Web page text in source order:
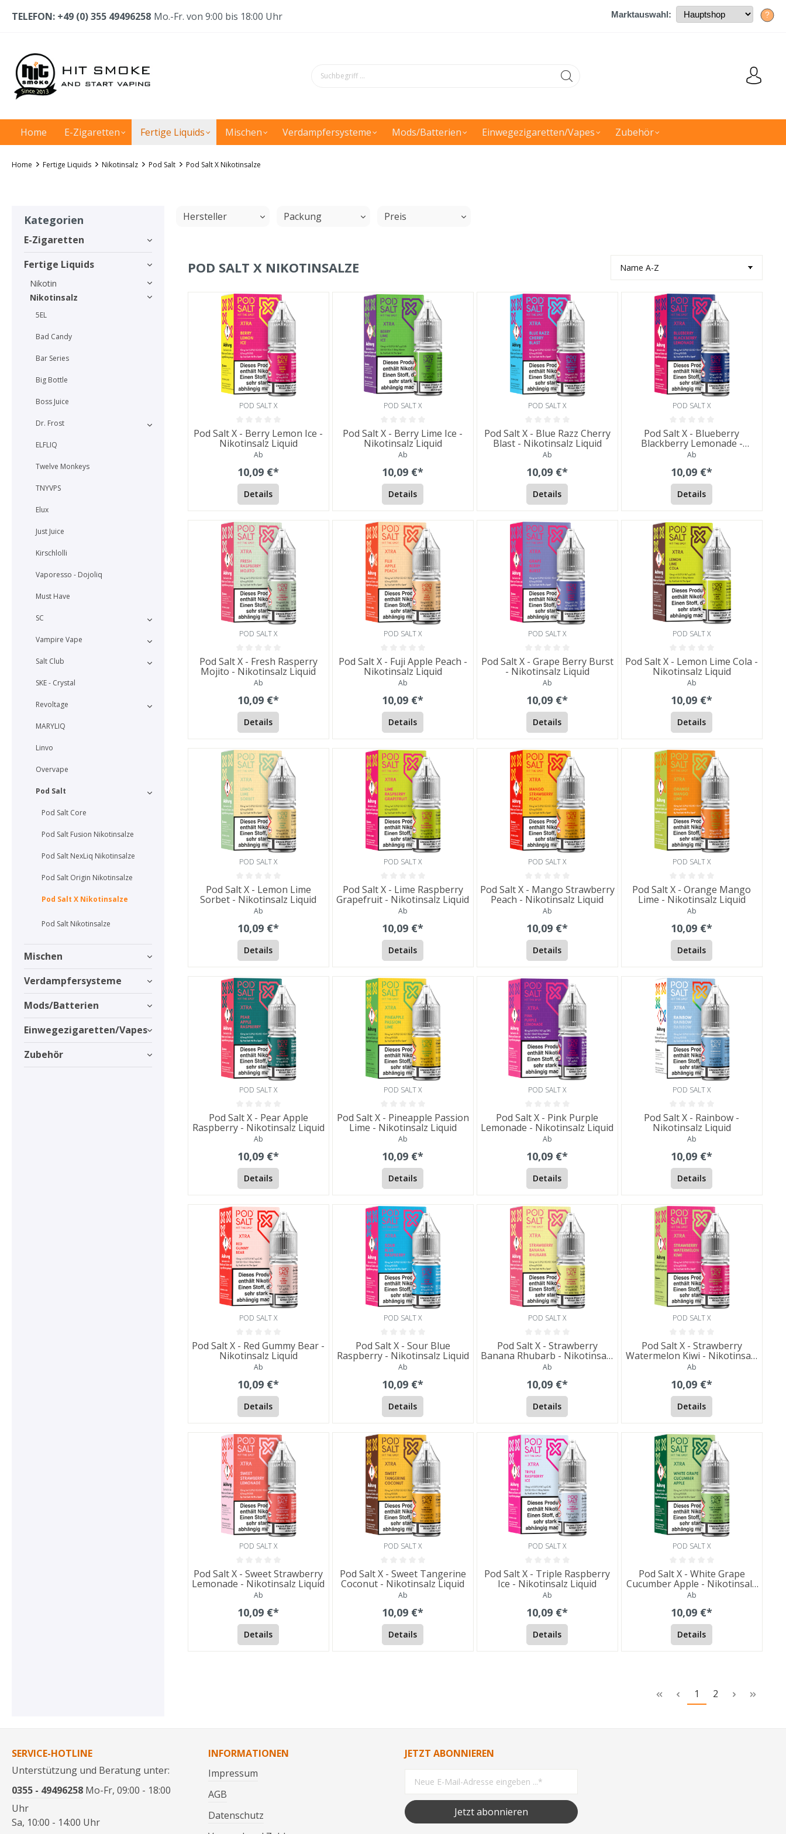
TELEFON: +49 (0) 355 49496258 Mo.-Fr. von 9:00 bis 18:00 Uhr Marktauswahl: ?
Home E-Zigaretten Fertige Liquids Mischen Verdampfersysteme Mods/Batterien Einwegezigaretten/Vapes Zubehör
Home Fertige Liquids Nikotinsalz Pod Salt Pod Salt X Nikotinsalze
Kategorien
E-Zigaretten
Fertige Liquids
Nikotin
Nikotinsalz
5EL
Bad Candy
Bar Series
Big Bottle
Boss Juice
Dr. Frost
ELFLIQ
Twelve Monkeys
TNYVPS
Elux
Just Juice
Kirschlolli
Vaporesso - Dojoliq
Must Have
SC
Vampire Vape
Salt Club
SKE - Crystal
Revoltage
MARYLIQ
Linvo
Overvape
Pod Salt
Pod Salt Core
Pod Salt Fusion Nikotinsalze
Pod Salt NexLiq Nikotinsalze
Pod Salt Origin Nikotinsalze
Pod Salt X Nikotinsalze
Pod Salt Nikotinsalze
Mischen
Verdampfersysteme
Mods/Batterien
Einwegezigaretten/Vapes
Zubehör
Hersteller Packung Preis
POD SALT X NIKOTINSALZE
POD SALT X
Pod Salt X - Berry Lemon Ice -
Nikotinsalz Liquid
Ab
10,09 €*
Details
POD SALT X
Pod Salt X - Berry Lime Ice -
Nikotinsalz Liquid
Ab
10,09 €*
Details
POD SALT X
Pod Salt X - Blue Razz Cherry
Blast - Nikotinsalz Liquid
Ab
10,09 €*
Details
POD SALT X
Pod Salt X - Blueberry
Blackberry Lemonade -
Nikotinsalz Liquid
Ab
10,09 €*
Details
POD SALT X
Pod Salt X - Fresh Rasperry
Mojito - Nikotinsalz Liquid
Ab
10,09 €*
Details
POD SALT X
Pod Salt X - Fuji Apple Peach -
Nikotinsalz Liquid
Ab
10,09 €*
Details
POD SALT X
Pod Salt X - Grape Berry Burst
- Nikotinsalz Liquid
Ab
10,09 €*
Details
POD SALT X
Pod Salt X - Lemon Lime Cola -
Nikotinsalz Liquid
Ab
10,09 €*
Details
POD SALT X
Pod Salt X - Lemon Lime
Sorbet - Nikotinsalz Liquid
Ab
10,09 €*
Details
POD SALT X
Pod Salt X - Lime Raspberry
Grapefruit - Nikotinsalz Liquid
Ab
10,09 €*
Details
POD SALT X
Pod Salt X - Mango Strawberry
Peach - Nikotinsalz Liquid
Ab
10,09 €*
Details
POD SALT X
Pod Salt X - Orange Mango
Lime - Nikotinsalz Liquid
Ab
10,09 €*
Details
POD SALT X
Pod Salt X - Pear Apple
Raspberry - Nikotinsalz Liquid
Ab
10,09 €*
Details
POD SALT X
Pod Salt X - Pineapple Passion
Lime - Nikotinsalz Liquid
Ab
10,09 €*
Details
POD SALT X
Pod Salt X - Pink Purple
Lemonade - Nikotinsalz Liquid
Ab
10,09 €*
Details
POD SALT X
Pod Salt X - Rainbow -
Nikotinsalz Liquid
Ab
10,09 €*
Details
POD SALT X
Pod Salt X - Red Gummy Bear -
Nikotinsalz Liquid
Ab
10,09 €*
Details
POD SALT X
Pod Salt X - Sour Blue
Raspberry - Nikotinsalz Liquid
Ab
10,09 €*
Details
POD SALT X
Pod Salt X - Strawberry
Banana Rhubarb - Nikotinsalz
Liquid
Ab
10,09 €*
Details
POD SALT X
Pod Salt X - Strawberry
Watermelon Kiwi - Nikotinsalz
Liquid
Ab
10,09 €*
Details
POD SALT X
Pod Salt X - Sweet Strawberry
Lemonade - Nikotinsalz Liquid
Ab
10,09 €*
Details
POD SALT X
Pod Salt X - Sweet Tangerine
Coconut - Nikotinsalz Liquid
Ab
10,09 €*
Details
POD SALT X
Pod Salt X - Triple Raspberry
Ice - Nikotinsalz Liquid
Ab
10,09 €*
Details
POD SALT X
Pod Salt X - White Grape
Cucumber Apple - Nikotinsalz
Liquid
Ab
10,09 €*
Details
1 2
SERVICE-HOTLINE
Unterstützung und Beratung unter:
0355 - 49496258 Mo-Fr, 09:00 - 18:00
Uhr
Sa, 10:00 - 14:00 Uhr
INFORMATIONEN
Impressum
AGB
Datenschutz
JETZT ABONNIEREN
Jetzt abonnieren